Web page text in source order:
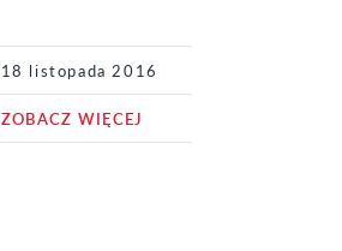
18 listopada 2016
ZOBACZ WIĘCEJ